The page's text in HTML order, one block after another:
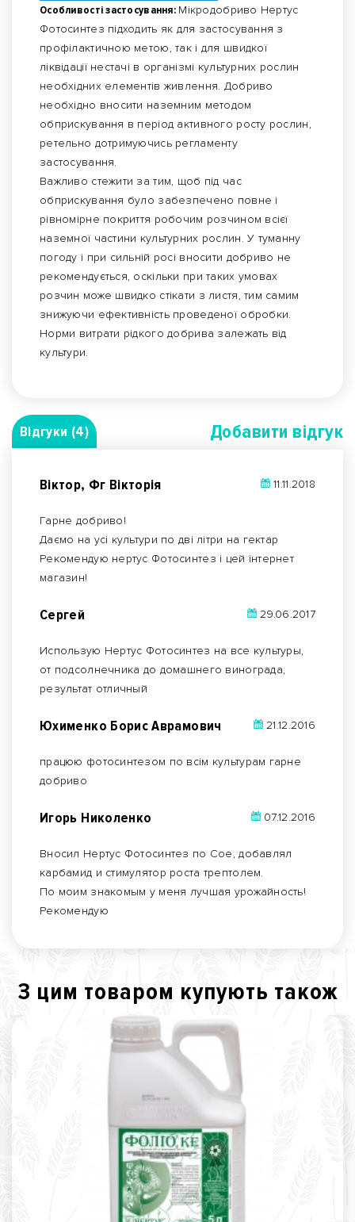
Особливості застосування: Мікродобриво Нертус
Фотосинтез підходить як для застосування з
профілактичною метою, так і для швидкої
ліквідації нестачі в організмі культурних рослин
необхідних елементів живлення. Добриво
необхідно вносити наземним методом
обприскування в період активного росту рослин,
ретельно дотримуючись регламенту
застосування.
Важливо стежити за тим, щоб під час
обприскування було забезпечено повне і
рівномірне покриття робочим розчином всієї
наземної частини культурних рослин. У туманну
погоду і при сильній росі вносити добриво не
рекомендується, оскільки при таких умовах
розчин може швидко стікати з листя, тим самим
знижуючи ефективність проведеної обробки.
Норми витрати рідкого добрива залежать від
культури.
Відгуки (4) Добавити вiдгук
Віктор, Фг Вікторія 11.11.2018
Гарне добриво!
Даємо на усі культури по дві літри на гектар
Рекомендую нертус Фотосинтез і цей інтернет
магазин!
Сергей 29.06.2017
Использую Нертус Фотосинтез на все культуры,
от подсолнечника до домашнего винограда,
результат отличный
Юхименко Борис Аврамович 21.12.2016
працюю фотосинтезом по всім культурам гарне
добриво
Игорь Николенко 07.12.2016
Вносил Нертус Фотосинтез по Сое, добавлял
карбамид и стимулятор роста трептолем.
По моим знакомым у меня лучшая урожайность!
Рекомендую
З цим товаром купують також